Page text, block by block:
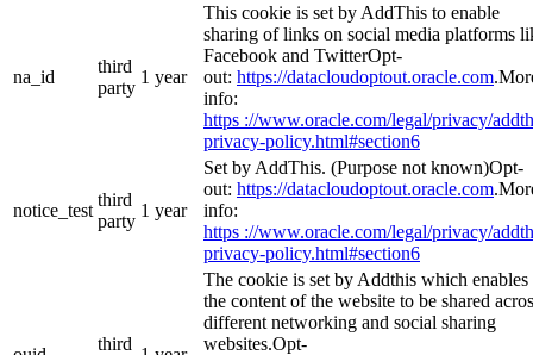
na_id
third
party
1 year
This cookie is set by AddThis to enable
sharing of links on social media platforms
Facebook and TwitterOpt-
out: https://datacloudoptout.oracle.com
info:
https ://www.oracle.com/legal/privacy/
privacy-policy.html#section6
notice_test
third
party
1 year
Set by AddThis. (Purpose not known)Opt-
out: https://datacloudoptout.oracle.com
info:
https ://www.oracle.com/legal/privacy/
privacy-policy.html#section6
third
The cookie is set by Addthis which enables
the content of the website to be shared
different networking and social sharing
websites.Opt-